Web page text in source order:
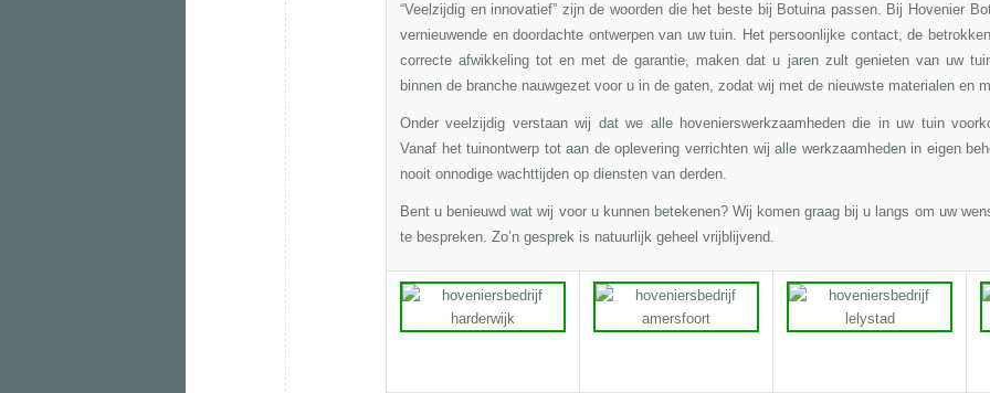
“Veelzijdig en innovatief” zijn de woorden die het beste bij Botuina passen. Bij Hovenier
vernieuwende en doordachte ontwerpen van uw tuin. Het persoonlijke contact, de
correcte afwikkeling tot en met de garantie, maken dat u jaren zult genieten van uw
binnen de branche nauwgezet voor u in de gaten, zodat wij met de nieuwste materialen en
Onder veelzijdig verstaan wij dat we alle hovenierswerkzaamheden die in uw tuin
Vanaf hettuinontwerp tot aan de oplevering verrichten wij alle werkzaamheden in eigen
nooit onnodige wachttijden op diensten van derden.
Bent u benieuwd wat wij voor u kunnen betekenen? Wij komen graag bij u langs om uw
te bespreken. Zo’n gesprek is natuurlijk geheel vrijblijvend.